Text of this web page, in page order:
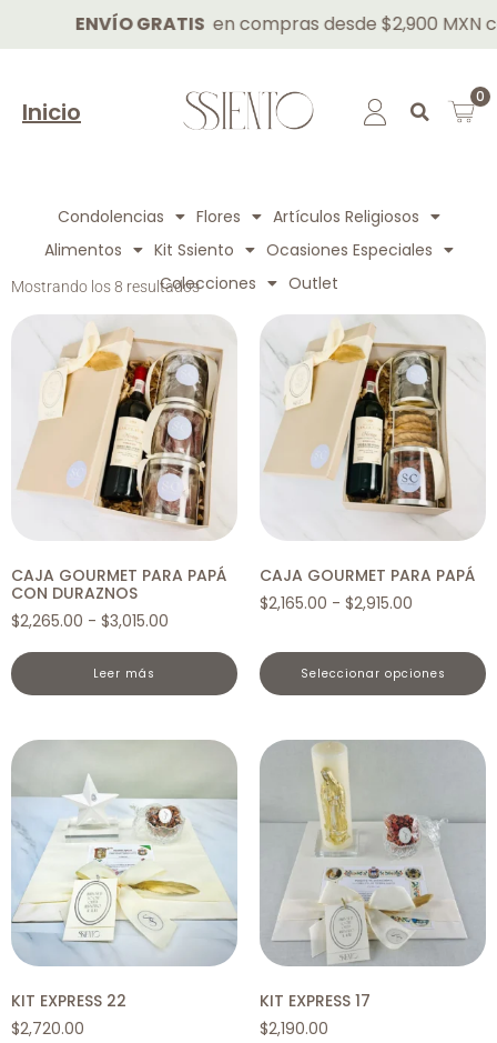
ENVÍO GRATISen compras desde $2,900 MXN
Inicio
0
Condolencias Flores
Artículos Religiosos
Alimentos
Kit Ssiento
Ocasiones Especiales
Colecciones
Outlet
Mostrando los 8 resultados
CAJA GOURMET PARA PAPÁ
CON DURAZNOS
$2,265.00 - $3,015.00
leer más
CAJA GOURMET PARA PAPÁ
$2,165.00 - $2,915.00
seleccionar opciones
KIT EXPRESS 22
$2,720.00
KIT EXPRESS 17
$2,190.00